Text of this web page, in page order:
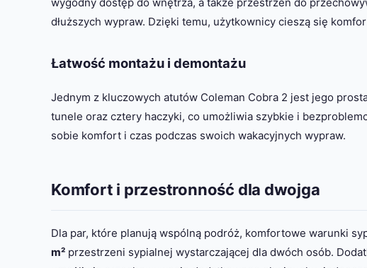
dłuższych wypraw. Dzięki temu, użytkownicy cieszą się
Łatwość montażu i demontażu
Jednym z kluczowych atutów Coleman Cobra 2 jest jego
tunele oraz cztery haczyki, co umożliwia szybkie i
sobie komfort i czas podczas swoich wakacyjnych wypraw.
Komfort i przestronność dla dwojga
Dla par, które planują wspólną podróż, komfortowe warunki
m² przestrzeni sypialnej wystarczającej dla dwóch osób.